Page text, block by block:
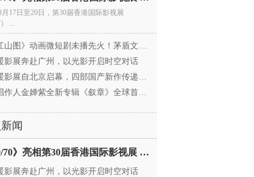
月17日至20日，第30届香港国际影视展
...
山图》动画微短剧未播先火！茅盾文学奖IP首
影展奔赴广州，以光影开启时空对话
展自北京启幕，四部国产新作传递银幕温情
人金婵紫全新专辑《叙章》全球首发，颠覆
闻
电影《60/70》亮相第30届香港国际影视展 冲刺戛纳备
影展奔赴广州，以光影开启时空对话